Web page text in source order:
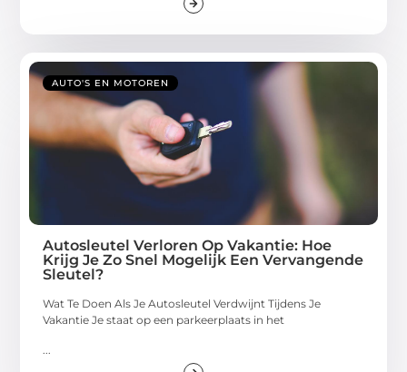
AUTO'S EN MOTOREN
Autosleutel Verloren Op Vakantie: Hoe
Krijg Je Zo Snel Mogelijk Een Vervangende
Sleutel?
Wat Te Doen Als Je Autosleutel Verdwijnt Tijdens Je
Vakantie Je staat op een parkeerplaats in het